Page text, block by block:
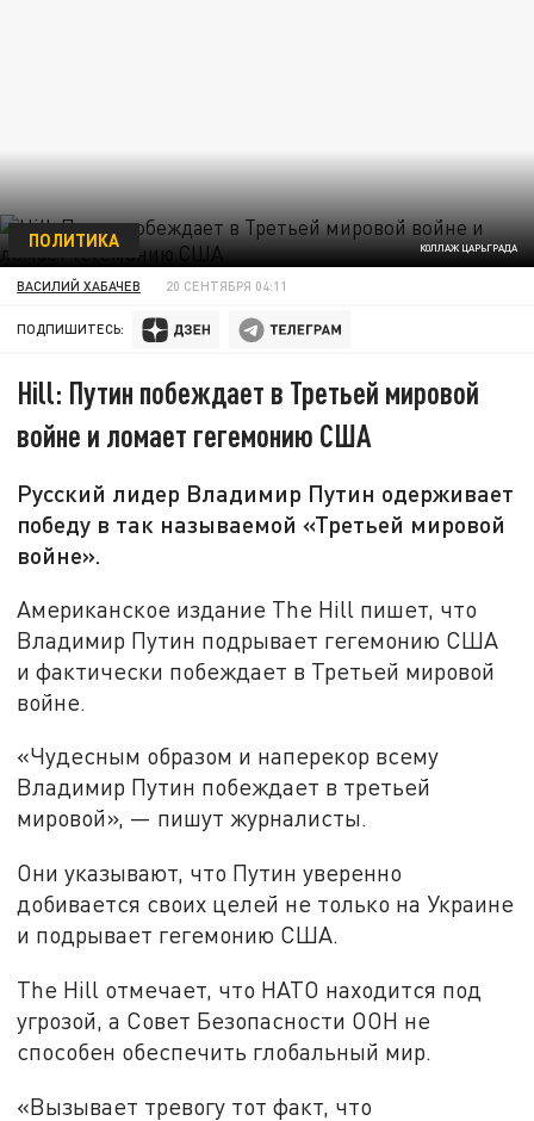
КОЛЛАЖ ЦАРЬГРАДА
ПОЛИТИКА
ВАСИЛИЙ ХАБАЧЕВ 20 СЕНТЯБРЯ 04:11
ПОДПИШИТЕСЬ:
Hill: Путин побеждает в Третьей мировой
войне и ломает гегемонию США
Русский лидер Владимир Путин одерживает
победу в так называемой «Третьей мировой
войне».
Американское издание The Hill пишет, что
Владимир Путин подрывает гегемонию США
и фактически побеждает в Третьей мировой
войне.
«Чудесным образом и наперекор всему
Владимир Путин побеждает в третьей
мировой», — пишут журналисты.
Они указывают, что Путин уверенно
добивается своих целей не только на Украине
и подрывает гегемонию США.
The Hill отмечает, что НАТО находится под
угрозой, а Совет Безопасности ООН не
способен обеспечить глобальный мир.
«Вызывает тревогу тот факт, что